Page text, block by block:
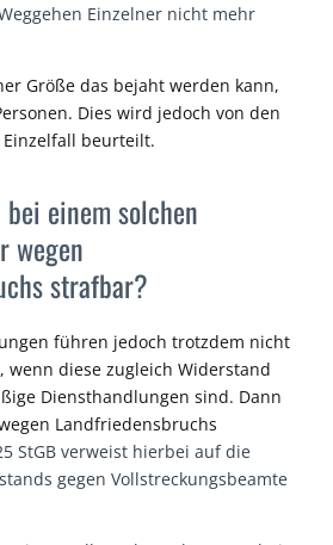
Einzelner nicht mehr
Größe das bejaht werden kann,
Dies wird jedoch von den
beurteilt.
einem solchen
wegen
strafbar?
führen jedoch trotzdem nicht
wenn diese zugleich Widerstand
Diensthandlungen sind. Dann
Landfriedensbruchs
StGB verweist hierbei auf die
gegen Vollstreckungsbeamte